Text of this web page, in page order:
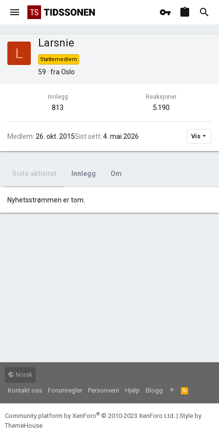
L
Larsnie
Støttemedlem
59 · fra Oslo
Innlegg
813
Reaksjoner
5.190
Medlem 26. okt. 2015Sist sett 4. mai 2026 Vis
Siste aktivitet Innlegg Om
Nyhetsstrømmen er tom.
Norsk
Kontakt oss Forumregler Personvern Hjelp Blogg
R
S
S
Community platform by XenForo® © 2010-2023 XenForo Ltd. | Style by
ThemeHouse